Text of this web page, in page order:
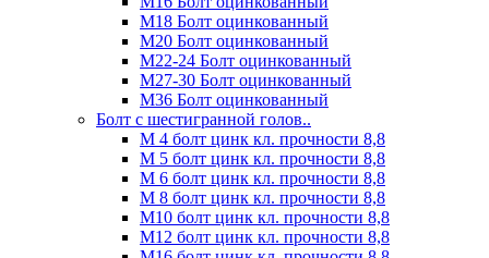
М18 Болт оцинкованный
М20 Болт оцинкованный
М22-24 Болт оцинкованный
М27-30 Болт оцинкованный
М36 Болт оцинкованный
Болт с шестигранной голов..
М 4 болт цинк кл. прочности 8,8
М 5 болт цинк кл. прочности 8,8
М 6 болт цинк кл. прочности 8,8
М 8 болт цинк кл. прочности 8,8
М10 болт цинк кл. прочности 8,8
М12 болт цинк кл. прочности 8,8